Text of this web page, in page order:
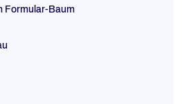
Formular-Baum